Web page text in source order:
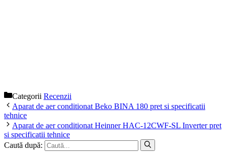
Categorii Recenzii
Aparat de aer conditionat Beko BINA 180 pret si specificatii
tehnice
Aparat de aer conditionat Heinner HAC-12CWF-SL Inverter pret
si specificatii tehnice
Caută după: